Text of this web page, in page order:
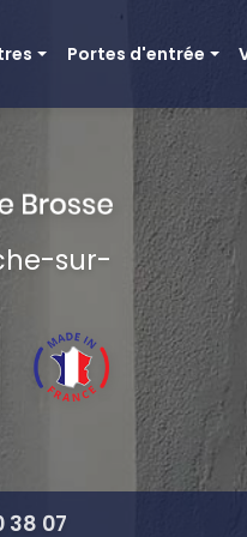
bois aluminium
Portes d'entrée
Mixte bois aluminium
Tradition bois
Portes d'entrée en
Portes d'entrée en
Portes d'entrée en
sur-
38 07